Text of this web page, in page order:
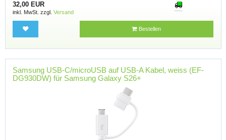
32,00 EUR
inkl. MwSt. zzgl. Versand
Bestellen
Samsung USB-C/microUSB auf USB-A Kabel, weiss (EF-
DG930DW) für Samsung Galaxy S26+